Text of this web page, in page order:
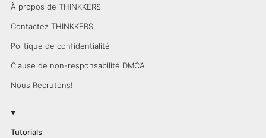
À propos de THINKKERS
Contactez THINKKERS
Politique de confidentialité
Clause de non-responsabilité DMCA
Nous Recrutons!
Tutorials